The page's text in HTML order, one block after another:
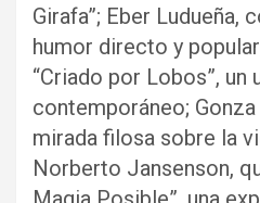
Girafa”; Eber Ludueña,
humor directo y
“Criado por Lobos”, un
contemporáneo;
mirada filosa sobre la
Norberto Jansenson,